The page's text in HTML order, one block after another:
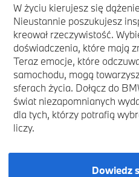
W życiu kierujesz się
Nieustannie poszukujesz
kreował rzeczywistość.
doświadczenia, które mają
Teraz emocje, które
samochodu, mogą
sferach życia. Dołącz do
świat niezapomnianych
dla tych, którzy potrafią
liczy.
Dowiedz